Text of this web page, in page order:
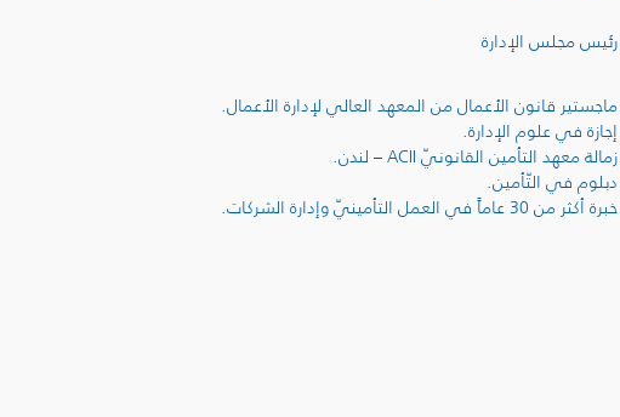
رئيس مجلس الإدارة
ماجستير قانون الأعمال من المعهد العالي لإدارة الأعمال.
إجازة في علوم الإدارة.
زمالة معهد التأمين القانونيّ ACII– لندن.
دبلوم في التّأمين.
خبرة أكثر من 30 عاماً في العمل التأمينيّ وإدارة الشركات.